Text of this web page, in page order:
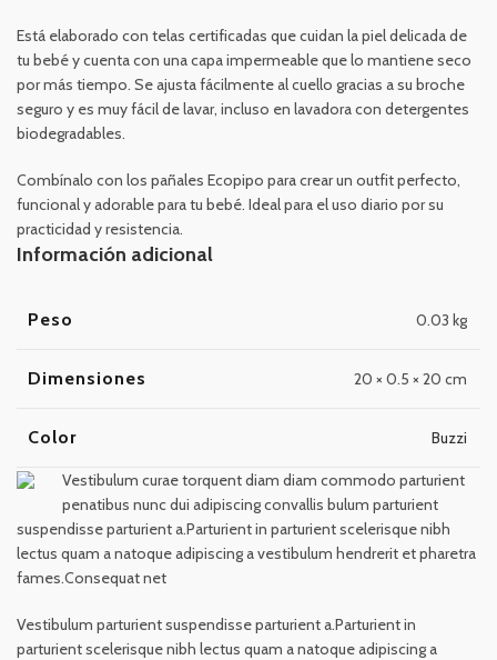
Está elaborado con telas certificadas que cuidan la piel delicada de
tu bebé y cuenta con una capa impermeable que lo mantiene seco
por más tiempo. Se ajusta fácilmente al cuello gracias a su broche
seguro y es muy fácil de lavar, incluso en lavadora con detergentes
biodegradables.
Combínalo con los pañales Ecopipo para crear un outfit perfecto,
funcional y adorable para tu bebé. Ideal para el uso diario por su
practicidad y resistencia.
Información adicional
Peso 0.03 kg
Dimensiones 20 × 0.5 × 20 cm
Color Buzzi
Vestibulum curae torquent diam diam commodo parturient
penatibus nunc dui adipiscing convallis bulum parturient
suspendisse parturient a.Parturient in parturient scelerisque nibh
lectus quam a natoque adipiscing a vestibulum hendrerit et pharetra
fames.Consequat net
Vestibulum parturient suspendisse parturient a.Parturient in
parturient scelerisque nibh lectus quam a natoque adipiscing a